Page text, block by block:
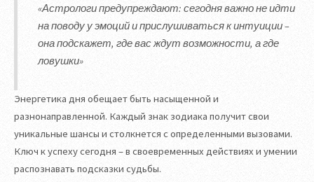
«Астрологи предупреждают: сегодня важно не идти
на поводу у эмоций и прислушиваться к интуиции –
она подскажет, где вас ждут возможности, а где
ловушки»
Энергетика дня обещает быть насыщенной и
разнонаправленной. Каждый знак зодиака получит свои
уникальные шансы и столкнется с определенными вызовами.
Ключ к успеху сегодня – в своевременных действиях и умении
распознавать подсказки судьбы.